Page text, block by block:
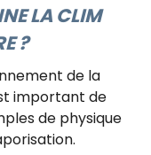
LA CLIM
?
de la
important de
de physique